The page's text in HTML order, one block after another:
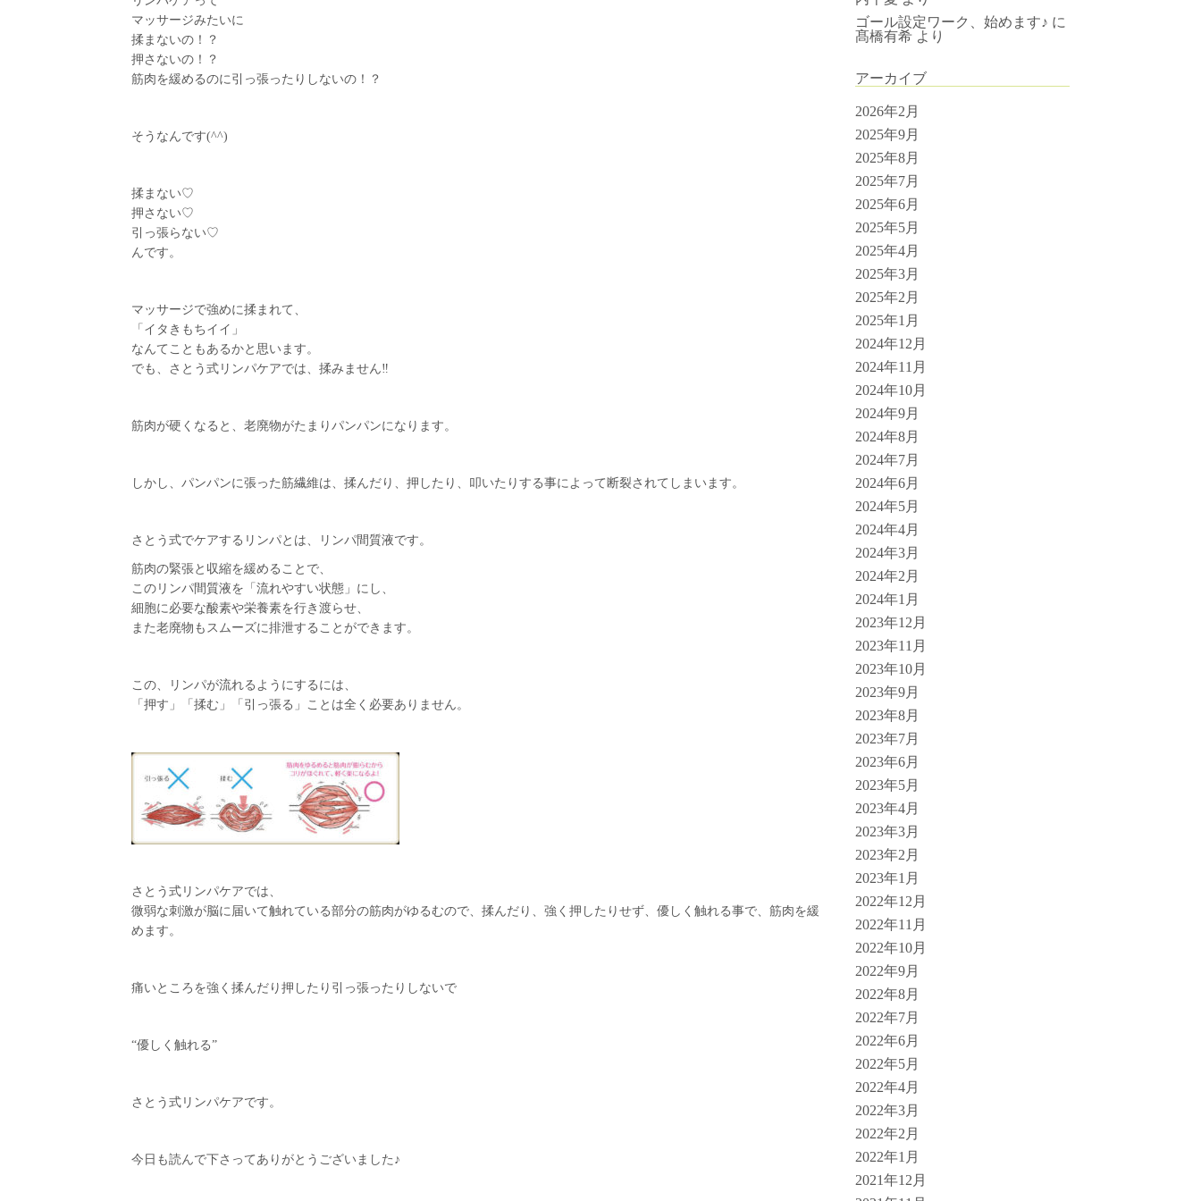
マッサージみたいに
揉まないの！？
押さないの！？
筋肉を緩めるのに引っ張ったりしないの！？
そうなんです(^^)
揉まない♡
押さない♡
引っ張らない♡
んです。
マッサージで強めに揉まれて、
「イタきもちイイ」
なんてこともあるかと思います。
でも、さとう式リンパケアでは、揉みません‼︎
筋肉が硬くなると、老廃物がたまりパンパンになります。
しかし、パンパンに張った筋繊維は、揉んだり、押したり、叩いたりする事によって断裂されてしまいます。
さとう式でケアするリンパとは、リンパ間質液です。
筋肉の緊張と収縮を緩めることで、
このリンパ間質液を「流れやすい状態」にし、
細胞に必要な酸素や栄養素を行き渡らせ、
また老廃物もスムーズに排泄することができます。
この、リンパが流れるようにするには、
「押す」「揉む」「引っ張る」ことは全く必要ありません。
さとう式リンパケアでは、
微弱な刺激が脳に届いて触れている部分の筋肉がゆるむので、揉んだり、強く押したりせず、優しく触れる事で、筋肉を緩
めます。
痛いところを強く揉んだり押したり引っ張ったりしないで
“優しく触れる”
さとう式リンパケアです。
今日も読んで下さってありがとうございました♪
ゴール設定ワーク、始めます♪ に
髙橋有希 より
アーカイブ
2026年2月
2025年9月
2025年8月
2025年7月
2025年6月
2025年5月
2025年4月
2025年3月
2025年2月
2025年1月
2024年12月
2024年11月
2024年10月
2024年9月
2024年8月
2024年7月
2024年6月
2024年5月
2024年4月
2024年3月
2024年2月
2024年1月
2023年12月
2023年11月
2023年10月
2023年9月
2023年8月
2023年7月
2023年6月
2023年5月
2023年4月
2023年3月
2023年2月
2023年1月
2022年12月
2022年11月
2022年10月
2022年9月
2022年8月
2022年7月
2022年6月
2022年5月
2022年4月
2022年3月
2022年2月
2022年1月
2021年12月